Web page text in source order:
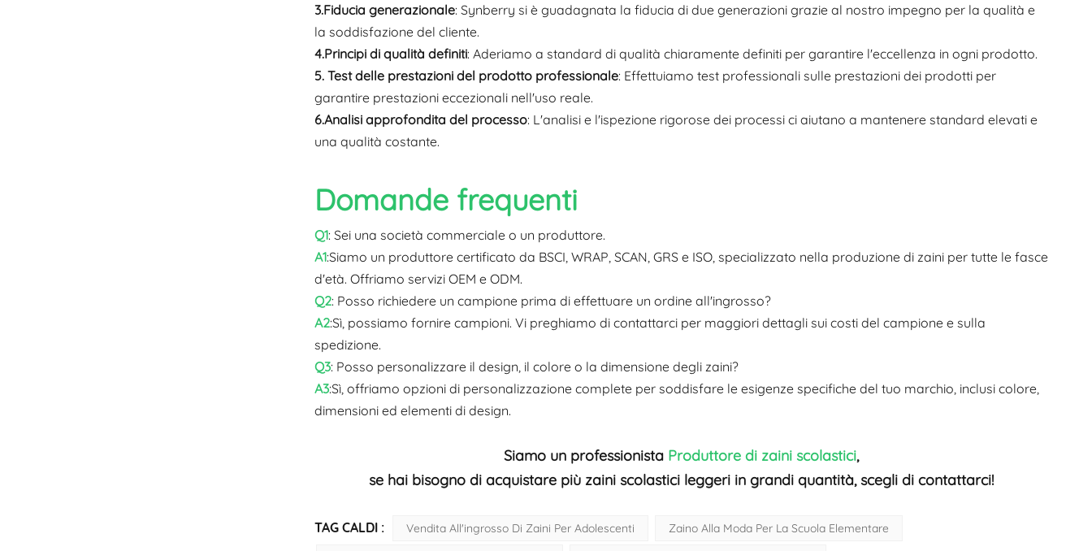
3.Fiducia generazionale: Synberry si è guadagnata la fiducia di due generazioni grazie al nostro impegno per la qualità e
la soddisfazione del cliente.
4.Principi di qualità definiti: Aderiamo a standard di qualità chiaramente definiti per garantire l'eccellenza in ogni prodotto.
5. Test delle prestazioni del prodotto professionale: Effettuiamo test professionali sulle prestazioni dei prodotti per
garantire prestazioni eccezionali nell'uso reale.
6.Analisi approfondita del processo: L'analisi e l'ispezione rigorose dei processi ci aiutano a mantenere standard elevati e
una qualità costante.
Domande frequenti
Q1: Sei una società commerciale o un produttore.
A1:Siamo un produttore certificato da BSCI, WRAP, SCAN, GRS e ISO, specializzato nella produzione di zaini per tutte le fasce
d'età. Offriamo servizi OEM e ODM.
Q2: Posso richiedere un campione prima di effettuare un ordine all'ingrosso?
A2:Sì, possiamo fornire campioni. Vi preghiamo di contattarci per maggiori dettagli sui costi del campione e sulla
spedizione.
Q3: Posso personalizzare il design, il colore o la dimensione degli zaini?
A3:Sì, offriamo opzioni di personalizzazione complete per soddisfare le esigenze specifiche del tuo marchio, inclusi colore,
dimensioni ed elementi di design.
Siamo un professionista Produttore di zaini scolastici,
se hai bisogno di acquistare più zaini scolastici leggeri in grandi quantità, scegli di contattarci!
TAG CALDI : Vendita All'ingrosso Di Zaini Per Adolescenti
Zaino Alla Moda Per La Scuola Elementare